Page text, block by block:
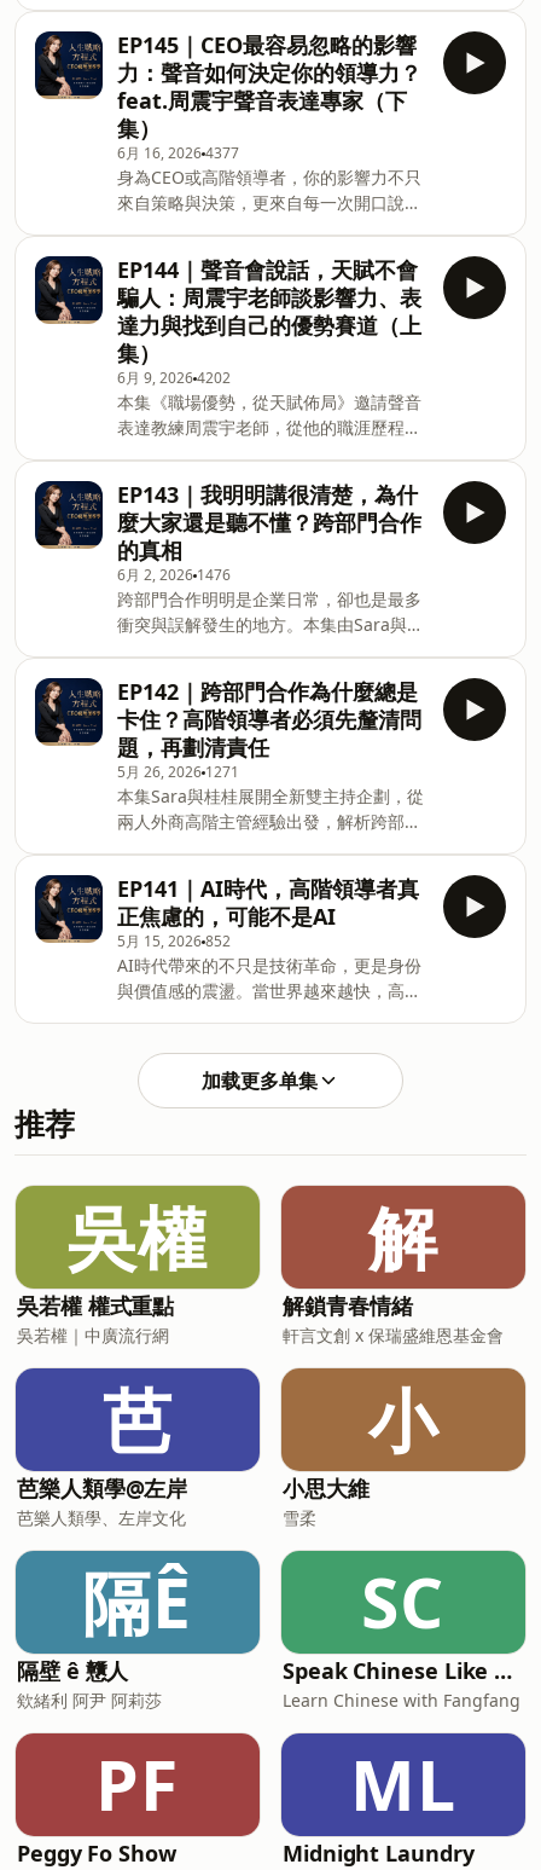
多元觀點而非急著證明自己情緒穩定，是
高階領導者最重要的競爭力善用優勢天
賦，避免情緒內耗影響決策蹤Sara臉書
https://www.facebook.com/saratsaiSara
想找到最適合自己的領導方式，這集一定
不能錯過。專業很強，為什麼還是升不上
主管？被看見的關鍵：主動承擔，而不是
等待指令能在混亂中推進事情，是領導者
的重要能力沒有標準領導天賦，每種優勢
都能成為領導力停止模仿別人，用自己的
天賦帶出影響力追蹤Sara臉書
https://www.facebook.com/saratsaiSara
Tsai 蔡佩靜高階領導X頂尖企業優勢教練
saratsai.com🔹 愛賦真粹創辦人🔹 美國
本以為會學到流量經營、社群成長與創作
者變現的方法，沒想到最大的收穫，卻是
重新思考：我是誰？我想成為什麼樣的
人？在這次活動中，我近距離接觸了四位
深深影響我的世界級作者：James
Clear《原子習慣》Jay Papasan《成功，
從聚焦一件事開始》Simon Alexander
Ong《Energize》Pat Flynn《超級粉
絲》看似談論習慣、聚焦、能量與社群經
營，但他們其實都在提醒我們：成功的方
法很多，但真正的起點，是先認識自己。
這集我也分享為什麼我越來越相信《人生
戰略方程式》的核心理念：當天賦、熱情
與價值觀交會時，你的人生方向將變得清
晰而有力量。五大重點1. James Clear：
習慣的核心不是執行力，而是身份認同2.
Jay Papasan：
EP145｜CEO最容易忽略的影響
力：聲音如何決定你的領導力？
feat.周震宇聲音表達專家（下
集）
6月 16, 20264377
身為CEO或高階領導者，你的影響力不只
來自策略與決策，更來自每一次開口說話
再次邀請聲音表達專家周震宇老師，深入
分享他如何協助董事長、CEO、接班人及
企業領導者，在法說會、品牌溝通、員工
激勵、公關危機與接班宣告等關鍵時刻，
透過聲音與回應力展現真正的領導影響
力。從領導者如何面對團隊衝突、如何在
危機中保持穩定，到如何透過聲音傳遞希
望感、信任感與王者風範，我們也從
Gallup優勢角度探討天賦、人格與聲音之
間的深層連結。如果你是CEO、主管、創
業者，或任何需要透過影響力帶領團隊的
人，這一集將幫助你重新認識：聲音，不
只是表達工具，而是領導力的延伸。五大
重點1. 頂尖CEO練習的不是說話，而是回
應力法說會、接班宣告、公關危機、品牌
發聲等重要場合，領導者真正需要的是在
關鍵時刻做出適當回應的能力。2. 聲音是
人格的延伸，也是影響力的載體周老師引
用亞里斯多德的說服三元素指出
EP144｜聲音會說話，天賦不會
騙人：周震宇老師談影響力、表
達力與找到自己的優勢賽道（上
集）
6月 9, 20264202
本集《職場優勢，從天賦佈局》邀請聲音
表達教練周震宇老師，從他的職涯歷程、
天賦如何影響一個人的決策模式、溝通風
格與領導方式。透過 CliftonStrengths®
優勢分析，周老師發現自己的核心天賦包
含適應、體諒、包容、伯樂、個別與理
念，並分享這些天賦如何幫助他從配音
員、經紀人一路走到台灣知名聲音教練。
節目也深入討論高階領導者的表達力、影
響力建立的底層邏輯，以及如何找到自己
的優勢賽道，不再把時間浪費在補弱，而
是把好牌打到極致。這是一集結合天賦覺
察、聲音表達與領導力的深度對談。 五大
重點 1. 天賦不是能力，而是你的決策系統
周老師分享自己如何在馬來西亞課程取
消、疫情轉型等關鍵時刻快速調整方向，
而這背後其實是「適應天賦」在發揮作
用。了解天賦，才能理解自己為什麼會做
出某些決策。 2. 找到自己的賽道，比努力
補弱更重要 與其花大量時間改善後段天
賦，不如專注強
EP143｜我明明講很清楚，為什
麼大家還是聽不懂？跨部門合作
的真相
6月 2, 2026 1476
跨部門合作明明是企業日常，卻也是最多
衝突與誤解發生的地方。本集由Sara與新
發，探討跨部門合作中的責任模糊、KPI
衝突與溝通失焦問題。並從Gallup優勢天
賦角度解析，哪些人天生容易主動承擔責
任，以及領導者如何透過釐清目標、明確
授權與責任分工，提升團隊協作效率。本
集五大重點跨部門合作卡關的第一原因：
沒有人真正負責不同KPI，造就不同世界
觀天賦決定行動模式：有人衝第一，有人
等授權高效團隊的核心：先對齊問題，再
開始行動領導者必修課：讓責任清楚、決
策更順暢訂閱Sara教練『優勢智庫』立刻
下載高含金量PDF摘要檔案
https://saratsai.kit.com/strategy-tool博
客來＿優勢領導管理課：90%以上財星五
百大都在運用的秘密武器 (有聲
書)https://www.books.com.tw/products/E070003194?
srslti
EP142｜跨部門合作為什麼總是
卡住？高階領導者必須先釐清問
題，再劃清責任
5月 26, 2026 1271
本集Sara與桂桂展開全新雙主持企劃，從
兩人外商高階主管經驗出發，解析跨部門
策不清。透過優勢視角指出，不同天賦會
影響承擔與行動模式。高階領導者應先釐
清問題本質，再劃清主責、協作與決策層
級，讓團隊真正對齊。五大重點跨部門合
作最大的卡點，常常不是能力不足，而是
責任模糊。沒有人知道誰該先啟動、誰是
主責人，事情就容易停在灰色地帶。不同
部門的KPI不同，會讓大家看似合作，其
實各自往不同方向前進。業務看速度與成
交，行銷看品牌與毛利，財務看數字與風
來承擔。例如統帥、行動等天賦靠前的
者最重要的能力，是先釐清問題本質。不
是急著解決問題，而是先確認真正要解的
是什麼。責任劃分與決策層級要清楚，團
隊才不會反覆等待老闆拍板。主責人、協
作人、決策權限清楚，跨部門合作才會順
暢。訂閱Sara教練『優勢智庫』立刻下
EP141｜AI時代，高階領導者真
正焦慮的，可能不是AI
5月 15, 2026852
AI時代帶來的不只是技術革命，更是身份
與價值感的震盪。當世界越來越快，高階
取代的存在感。 五大重點 AI帶來的，往
往是身份與價值焦慮越優秀的人，越容易
Sara教練『優勢智庫』 立刻下載高含金量
PDF摘要檔案
https://saratsai.kit.com/strategy-tool
博客來＿優勢領導管理課：90%以上財星
五百大都在運用的秘密武器 (有聲書)
https://www.books.com.tw/products/E070003194?
srsltid=AfmBOoqRhUn5KFClFkw05JGYS-
oG0amJ1PZuFH4AJ4Y8bxUJPGpdFRRh
追蹤Sara臉書 htt
加载更多单集
推荐
吳權
吳若權 權式重點
吳若權｜中廣流行網
解
解鎖青春情緒
軒言文創 x 保瑞盛維恩基金會
芭
芭樂人類學@左岸
芭樂人類學、左岸文化
小
小思大維
雪柔
隔Ê
隔壁 ê 戇人
欸緒利 阿尹 阿莉莎
SC
Speak Chinese Like A Taiwanese Local
Learn Chinese with Fangfang
PF
Peggy Fo Show
ML
Midnight Laundry